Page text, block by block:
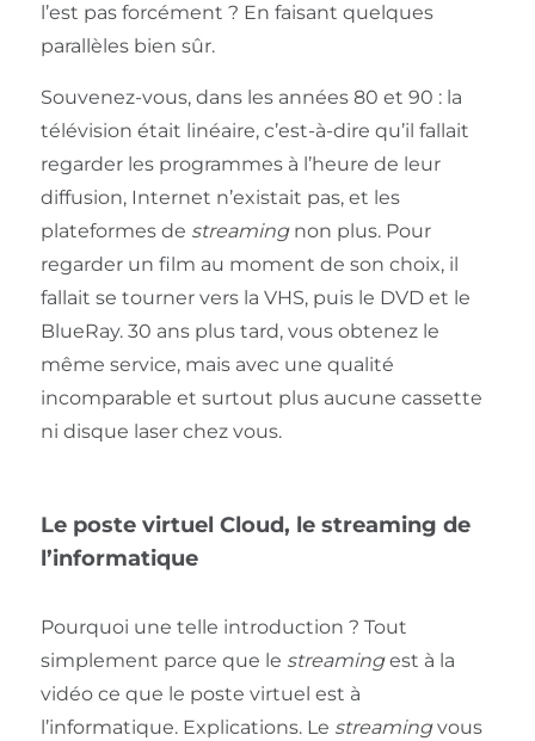
l’est pas forcément ? En faisant quelques
parallèles bien sûr.
Souvenez-vous, dans les années 80 et 90 : la
télévision était linéaire, c’est-à-dire qu’il fallait
regarder les programmes à l’heure de leur
diffusion, Internet n’existait pas, et les
plateformes de streamingnon plus. Pour
regarder un film au moment de son choix, il
fallait se tourner vers la VHS, puis le DVD et le
BlueRay. 30 ans plus tard, vous obtenez le
même service, mais avec une qualité
incomparable et surtout plus aucune cassette
ni disque laser chez vous.
Le poste virtuel Cloud, le streaming de
l’informatique
Pourquoi une telle introduction ? Tout
simplement parce que le streamingest à la
vidéo ce que le poste virtuel est à
l’informatique. Explications. Le streamingvous